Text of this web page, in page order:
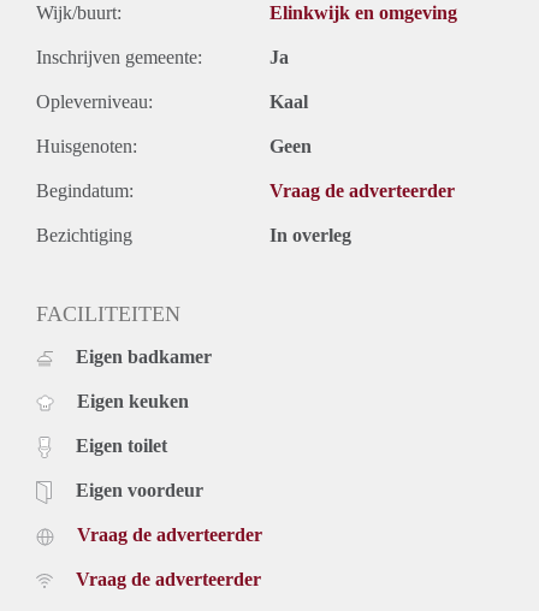
Wijk/buurt: Elinkwijk en omgeving
Inschrijven gemeente: Ja
Opleverniveau: Kaal
Huisgenoten: Geen
Begindatum: Vraag de adverteerder
Bezichtiging In overleg
FACILITEITEN
Eigen badkamer
Eigen keuken
Eigen toilet
Eigen voordeur
Vraag de adverteerder
Vraag de adverteerder